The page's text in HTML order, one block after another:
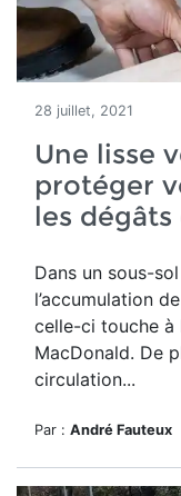
28 juillet, 2021
Une lisse
protéger
les dégâts
Dans un sous-
l’accumulation
celle-ci touche à
MacDonald. De
circulation...
Par : André Fauteux